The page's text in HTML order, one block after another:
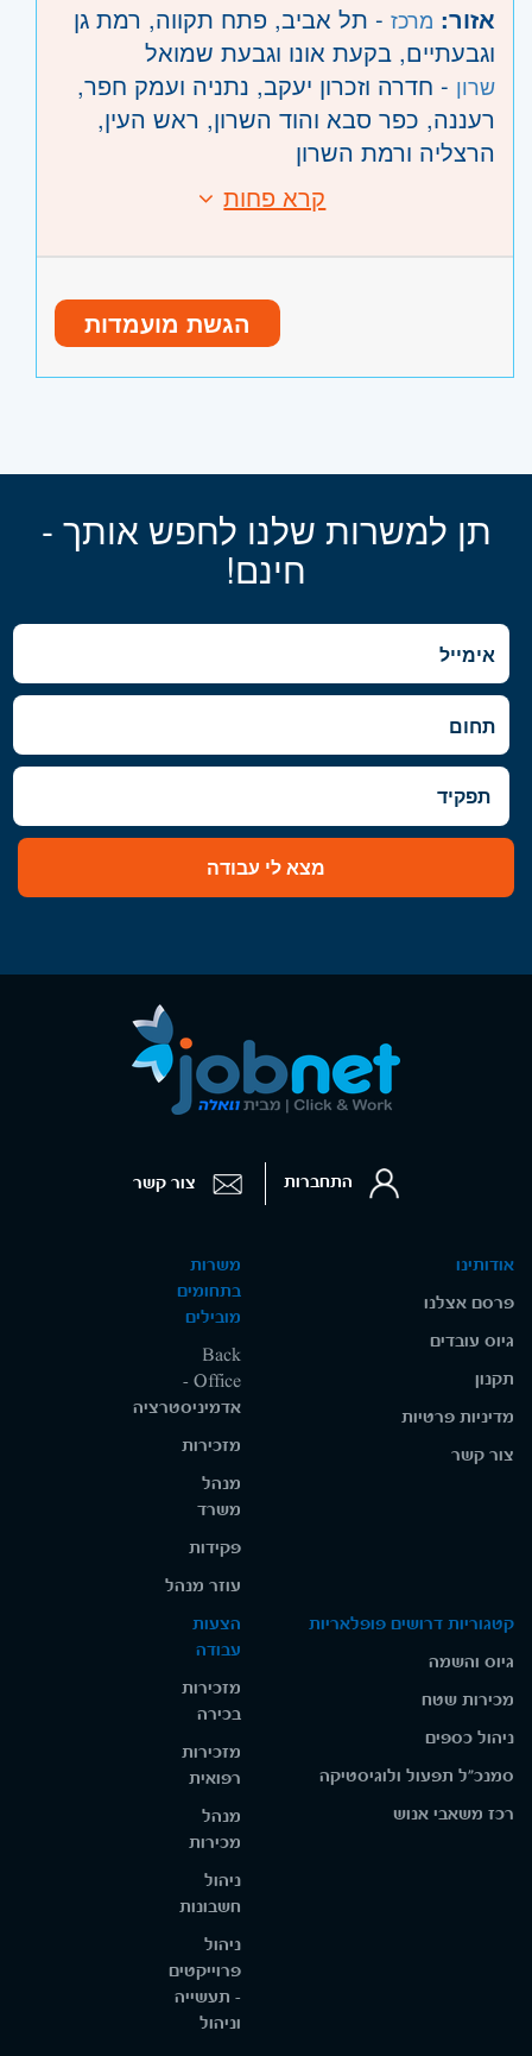
אזור: מרכז - תל אביב, פתח תקווה, רמת גן
וגבעתיים, בקעת אונו וגבעת שמואל
שרון - חדרה וזכרון יעקב, נתניה ועמק חפר,
רעננה, כפר סבא והוד השרון, ראש העין,
הרצליה ורמת השרון
קרא פחות
הגשת מועמדות
תן למשרות שלנו לחפש אותך -
חינם!
מצא לי עבודה
אודותינו
פרסם אצלנו
גיוס עובדים
תקנון
מדיניות פרטיות
צור קשר
משרות
בתחומים
מובילים
Back
Office -
אדמיניסטרציה
מזכירות
מנהל
משרד
פקידות
עוזר מנהל
קטגוריות דרושים פופלאריות
גיוס והשמה
מכירות שטח
ניהול כספים
סמנכ"ל תפעול ולוגיסטיקה
רכז משאבי אנוש
הצעות
עבודה
מזכירות
בכירה
מזכירות
רפואית
מנהל
מכירות
ניהול
חשבונות
ניהול
פרוייקטים
- תעשייה
וניהול